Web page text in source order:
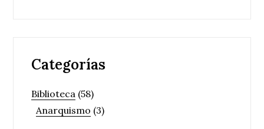
Categorías
Biblioteca (58)
Anarquismo (3)